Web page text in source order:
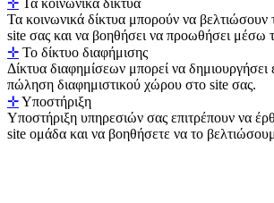
✛ Τα κοινωνικά δίκτυα
Τα κοινωνικά δίκτυα μπορούν να βελτιώσουν
site σας και να βοηθήσει να προωθήσει μέσω
✛ Το δίκτυο διαφήμισης
Δίκτυα διαφημίσεων μπορεί να
πώληση διαφημιστικού χώρου στο site σας.
✛Υποστήριξη
Υποστήριξη υπηρεσιών σας επιτρέπουν να
site ομάδα και να βοηθήσετε να το